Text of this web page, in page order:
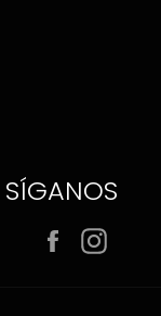
SÍGANOS
Facebook